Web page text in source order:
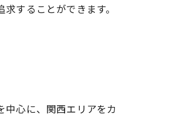
することができます。
心に、関西エリアをカ